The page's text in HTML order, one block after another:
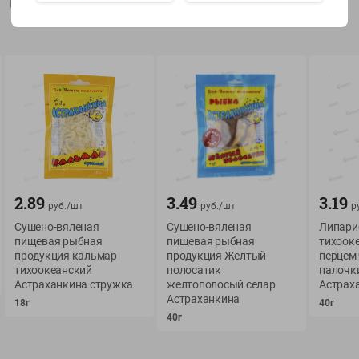
О сервисе
Оплата
Условия доставки
Возврат товара
Оформление заказа
Приемка товара
Мой Green
Обратная связь
Приложение Green c
доставкой и
2.89 руб./шт
Сушено-вяленая
пищевая рыбная
продукция кальмар
тихоокеанский
Астраханкина стружка
18г
3.49 руб./шт
Сушено-вяленая
пищевая рыбная
продукция Желтый
полосатик
желтополосый селар
Астраханкина
40г
3.19
перцем
40г